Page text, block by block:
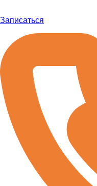
Записаться